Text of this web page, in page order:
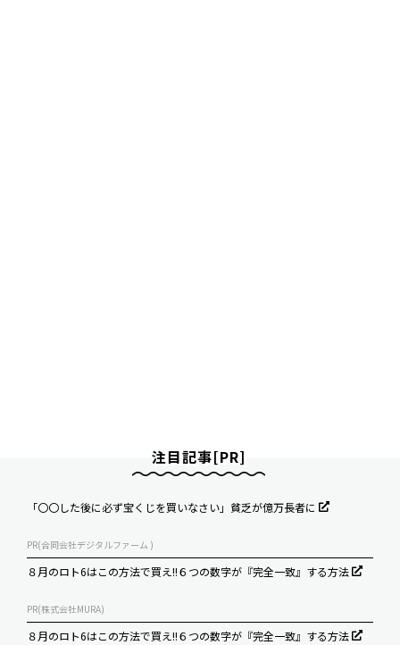
注目記事[PR]
「〇〇した後に必ず宝くじを買いなさい」貧乏が億万長者に
PR(合同会社デジタルファーム )
８月のロト6はこの方法で買え!!６つの数字が『完全一致』する方法
PR(株式会社MURA)
８月のロト6はこの方法で買え!!６つの数字が『完全一致』する方法